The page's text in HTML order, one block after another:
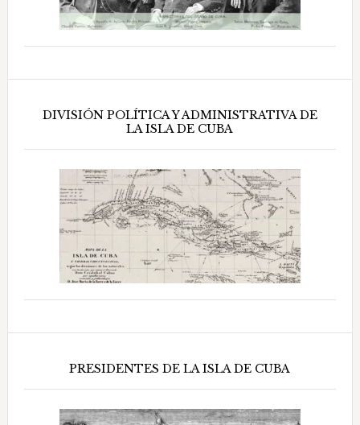
DIVISIÓN POLÍTICA Y ADMINISTRATIVA DE
LA ISLA DE CUBA
PRESIDENTES DE LA ISLA DE CUBA